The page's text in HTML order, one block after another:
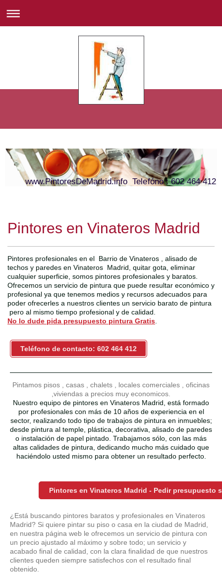
www.PintoresDeMadrid.info Telefóno : 602 464 412
Pintores en Vinateros Madrid
Pintores profesionales en el Barrio de Vinateros , alisado de
techos y paredes en Vinateros Madrid, quitar gota, eliminar
cualquier superficie, somos pintores profesionales y baratos.
Ofrecemos un servicio de pintura que puede resultar económico y
profesional ya que tenemos medios y recursos adecuados para
poder ofrecerles a nuestros clientes un servicio barato de pintura
pero al mismo tiempo profesional y de calidad.
No lo dude pida presupuesto pintura Gratis.
Teléfono de contacto: 602 464 412
Pintamos pisos , casas , chalets , locales comerciales , oficinas
,viviendas a precios muy economicos.
Nuestro equipo de pintores en Vinateros Madrid, está formado
por profesionales con más de 10 años de experiencia en el
sector, realizando todo tipo de trabajos de pintura en inmuebles;
desde pintura al temple, plástica, decorativa, alisado de paredes
o instalación de papel pintado. Trabajamos sólo, con las más
altas calidades de pintura, dedicando mucho más cuidado que
haciéndolo usted mismo para obtener un resultado perfecto.
Pintores en Vinateros Madrid - Pedir presupuesto
¿Está buscando pintores baratos y profesionales en Vinateros
Madrid? Si quiere pintar su piso o casa en la ciudad de Madrid,
en nuestra página web le ofrecemos un servicio de pintura con
un precio ajustado al máximo y sobre todo; un servicio y
acabado final de calidad, con la clara finalidad de que nuestros
clientes queden siempre satisfechos con el resultado final
obtenido.